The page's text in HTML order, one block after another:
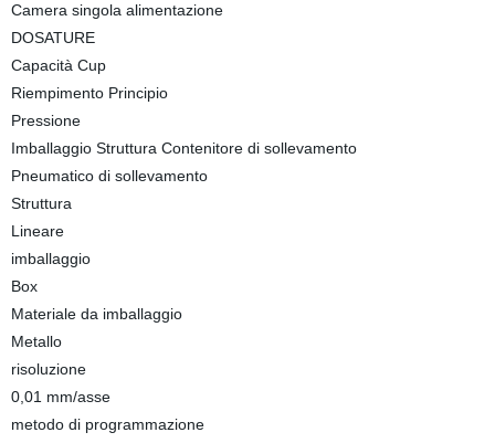
Camera singola alimentazione
DOSATURE
Capacità Cup
Riempimento Principio
Pressione
Imballaggio Struttura Contenitore di sollevamento
Pneumatico di sollevamento
Struttura
Lineare
imballaggio
Box
Materiale da imballaggio
Metallo
risoluzione
0,01 mm/asse
metodo di programmazione